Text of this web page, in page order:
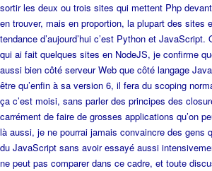
sortir les deux ou trois sites qui mettent Php
en trouver, mais en proportion, la plupart des sites
tendance d’aujourd’hui c’est Python et JavaScript.
qui ai fait quelques sites en NodeJS, je confirme
aussi bien côté serveur Web que côté langage
être qu’enfin à sa version 6, il fera du scoping
ça c’est moisi, sans parler des principes des
carrément de faire de grosses applications qu’on
là aussi, je ne pourrai jamais convaincre des gens
du JavaScript sans avoir essayé aussi
ne peut pas comparer dans ce cadre, et toute